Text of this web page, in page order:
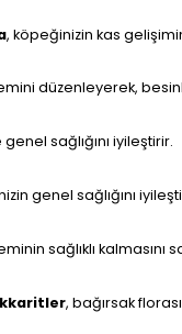
, köpeğinizin kas
düzenleyerek,
sağlığını iyileştirir.
genel sağlığını
sağlıklı kalmasını
, bağırsak